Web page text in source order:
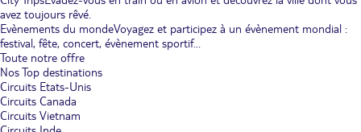
avez toujours rêvé.
Evènements du mondeVoyagez et participez à un évènement mondial :
festival, fête, concert, évènement sportif...
Toute notre offre
Nos Top destinations
Circuits Etats-Unis
Circuits Canada
Circuits Vietnam